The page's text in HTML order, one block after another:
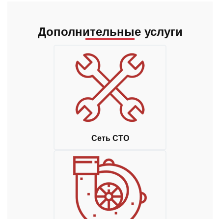
Дополнительные услуги
Сеть СТО